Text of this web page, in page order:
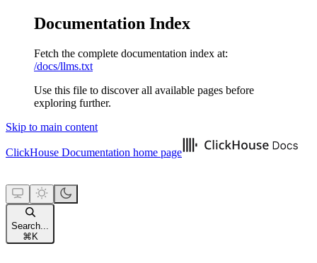
Documentation Index
Fetch the complete documentation index at:
/docs/llms.txt
Use this file to discover all available pages before
exploring further.
Skip to main content
ClickHouse Documentation home page
Search...
⌘ K